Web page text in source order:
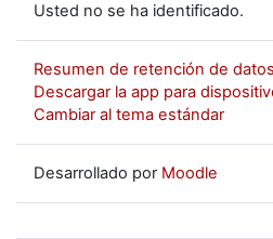
Usted no se ha identificado.
Resumen de retención de datos
Descargar la app para
Cambiar al tema estándar
Desarrollado por Moodle